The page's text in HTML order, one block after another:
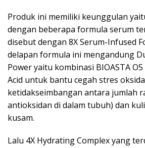
Produk ini memiliki keunggulan
dengan beberapa formula serum
disebut dengan 8X Serum-Infused
delapan formula ini mengandung
Power yaitu kombinasi BIOASTA
Acid untuk bantu cegah stres
ketidakseimbangan antara jumlah
antioksidan di dalam tubuh) dan
kusam.
Lalu 4X Hydrating Complex yang